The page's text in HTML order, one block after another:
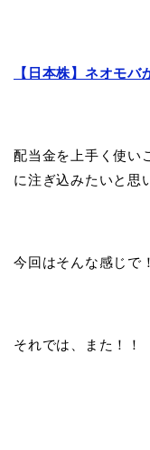
【日本株】ネオモ
配当金を上手く使い
に注ぎ込みたいと思
今回はそんな感じで
それでは、また！！